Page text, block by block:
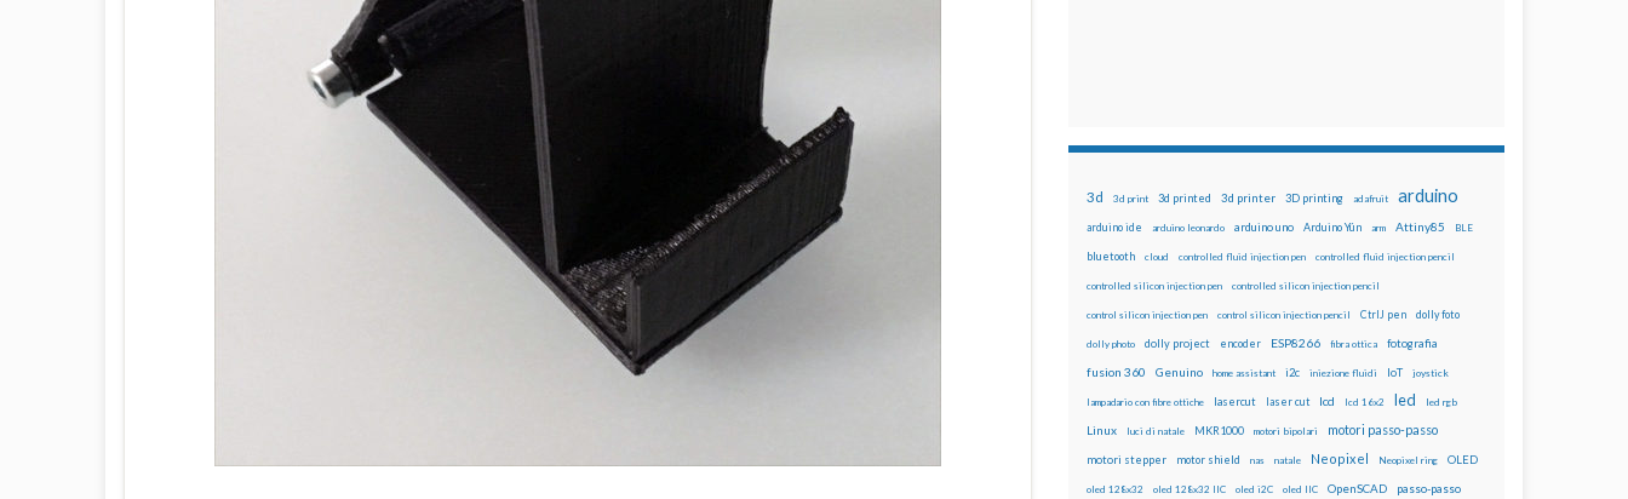
3d 3d print 3d printed 3d printer 3D printing adafruit arduino
arduino ide arduino leonardo arduino uno Arduino Yún arm Attiny85 BLE
bluetooth cloud controlled fluid injection pen controlled fluid injection pencil
controlled silicon injection pen controlled silicon injection pencil
control silicon injection pen control silicon injection pencil CtrlJ pen dolly foto
dolly photo dolly project encoder ESP8266 fibra ottica fotografia
fusion 360 Genuino home assistant i2c iniezione fluidi IoT joystick
lampadario con fibre ottiche lasercut laser cut lcd lcd 16x2 led led rgb
Linux luci di natale MKR1000 motori bipolari motori passo-passo
motori stepper motor shield nas natale Neopixel Neopixel ring OLED
oled 128x32 oled 128x32 IIC oled i2C oled IIC OpenSCAD passo-passo